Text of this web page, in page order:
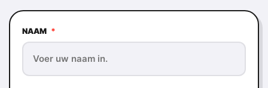
NAAM *